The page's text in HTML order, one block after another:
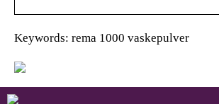
Keywords: rema 1000 vaskepulver